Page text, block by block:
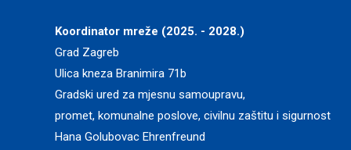
Koordinator mreže (2025. - 2028.)
Grad Zagreb
Ulica kneza Branimira 71b
Gradski ured za mjesnu samoupravu,
promet, komunalne poslove, civilnu zaštitu i sigurnost
Hana Golubovac Ehrenfreund